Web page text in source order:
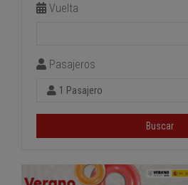
Vuelta
Pasajeros
1 Pasajero
Buscar